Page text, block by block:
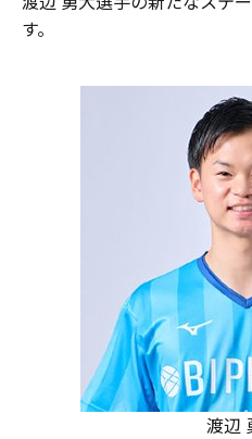
す。
渡辺